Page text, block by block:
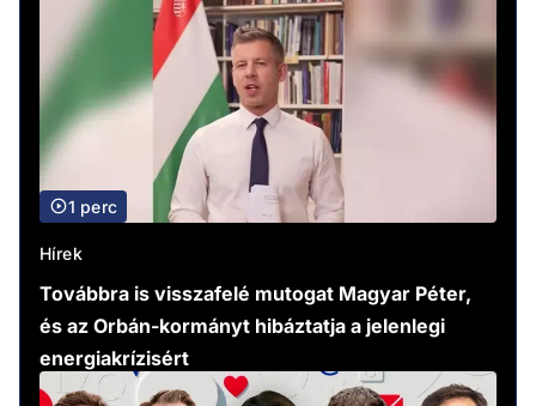
1 perc
Hírek
Továbbra is visszafelé mutogat Magyar Péter,
és az Orbán-kormányt hibáztatja a jelenlegi
energiakrízisért